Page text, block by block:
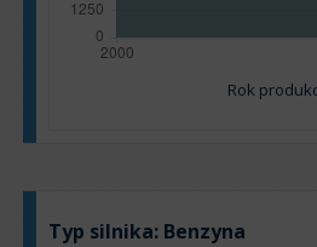
Rok
Typ silnika: Benzyna